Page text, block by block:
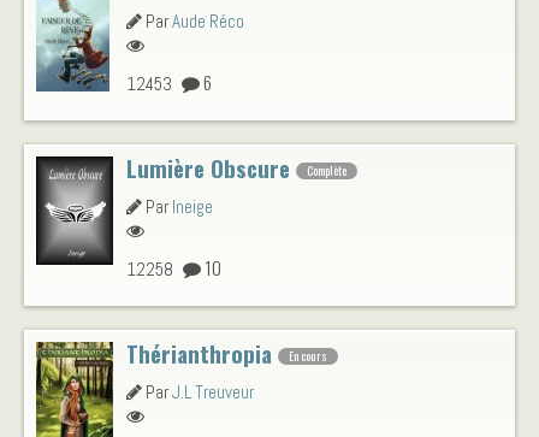
ParAude Réco
12453 6
Lumière Obscure Complète
ParIneige
12258 10
Thérianthropia En cours
ParJ.L Treuveur